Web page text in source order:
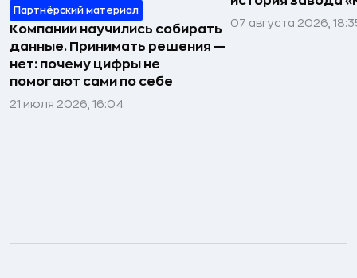
Партнёрский материал
Компании научились собирать
данные. Принимать решения —
нет: почему цифры не
помогают сами по себе
21 июля 2026, 16:04
07 августа 2026,